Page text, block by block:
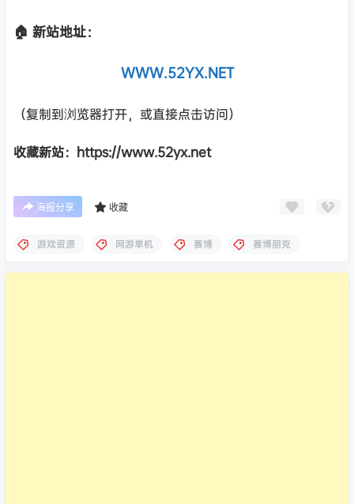
🏠 新站地址：
WWW.52YX.NET
（复制到浏览器打开，或直接点击访问）
收藏新站：https://www.52yx.net
海报分享 收藏
游戏资源 网游单机 赛博 赛博朋克